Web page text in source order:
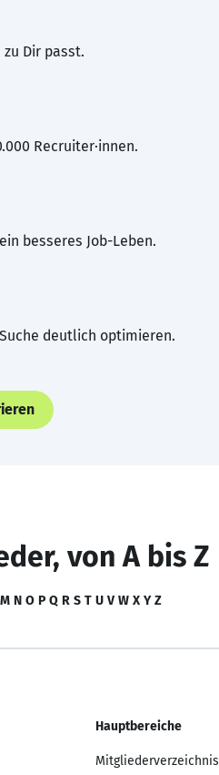
Dir passt.
Recruiter·innen.
besseres Job-Leben.
deutlich optimieren.
von A bis Z
M N O P Q R S T U V W X Y Z
Hauptbereiche
Mitgliederverzeichnis